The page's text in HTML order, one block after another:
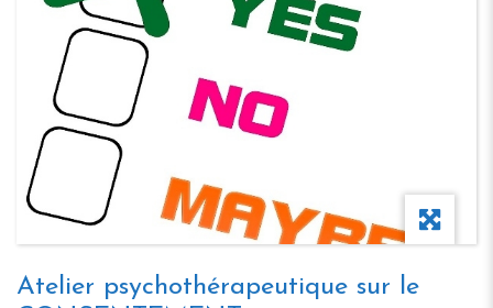
Atelier psychothérapeutique sur le